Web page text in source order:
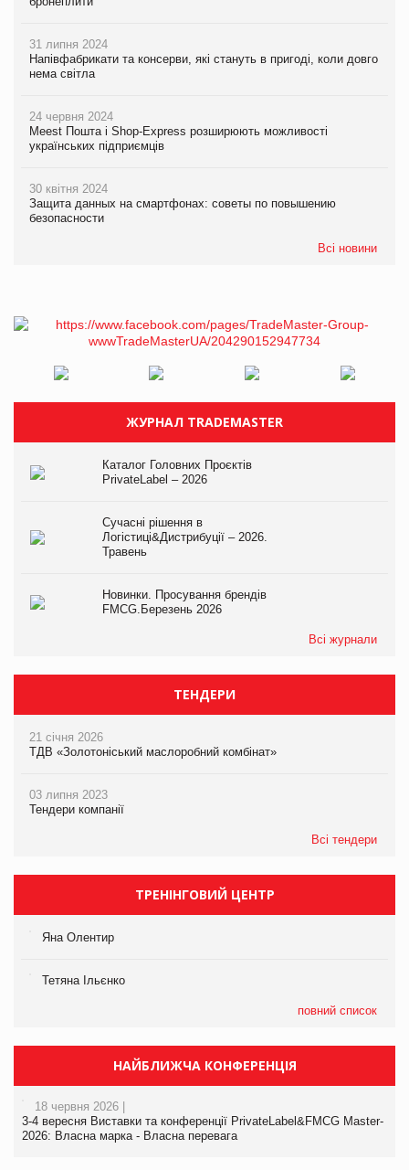
31 липня 2024
Напівфабрикати та консерви, які стануть в пригоді, коли довго
нема світла
24 червня 2024
Meest Пошта і Shop-Express розширюють можливості
українських підприємців
30 квітня 2024
Защита данных на смартфонах: советы по повышению
безопасности
Всі новини
ЖУРНАЛ TRADEMASTER
Каталог Головних Проєктів
PrivateLabel – 2026
Сучасні рішення в
Логістиці&Дистрибуції – 2026.
Травень
Новинки. Просування брендів
FMCG.Березень 2026
Всі журнали
ТЕНДЕРИ
21 січня 2026
ТДВ «Золотоніський маслоробний комбінат»
03 липня 2023
Тендери компанії
Всі тендери
ТРЕНІНГОВИЙ ЦЕНТР
Яна Олентир
Тетяна Ільєнко
повний список
НАЙБЛИЖЧА КОНФЕРЕНЦІЯ
18 червня 2026 |
3-4 вересня Виставки та конференції PrivateLabel&FMCG Master-
2026: Власна марка - Власна перевага